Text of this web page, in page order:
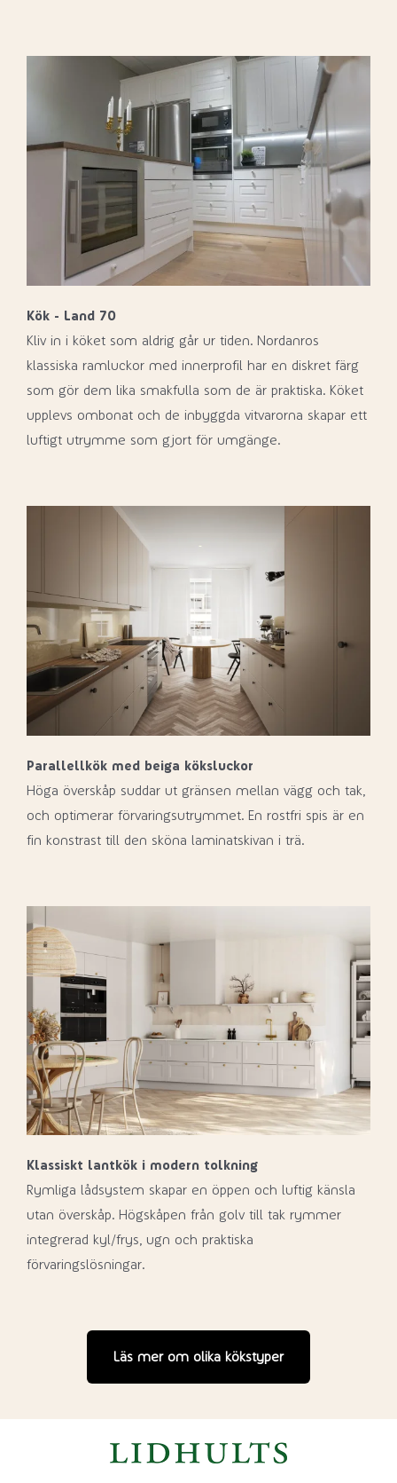
Kök - Land 70
Kliv in i köket som aldrig går ur tiden. Nordanros
klassiska ramluckor med innerprofil har en diskret färg
som gör dem lika smakfulla som de är praktiska. Köket
upplevs ombonat och de inbyggda vitvarorna skapar ett
luftigt utrymme som gjort för umgänge.
Parallellkök med beiga köksluckor
Höga överskåp suddar ut gränsen mellan vägg och tak,
och optimerar förvaringsutrymmet. En rostfri spis är en
fin konstrast till den sköna laminatskivan i trä.
Klassiskt lantkök i modern tolkning
Rymliga lådsystem skapar en öppen och luftig känsla
utan överskåp. Högskåpen från golv till tak rymmer
integrerad kyl/frys, ugn och praktiska
förvaringslösningar.
Läs mer om olika kökstyper